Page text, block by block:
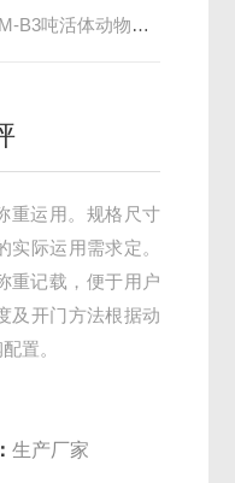
活体动物畜牧秤围栏电子秤
重运用。规格尺寸
际运用需求定。
重记载，便于用户
及开门方法根据动
置。
生产厂家